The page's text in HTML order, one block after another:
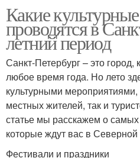
Какие
проводятся в
летний период
Санкт-Петербург – это город,
любое время года. Но лето
культурными
местных жителей, так и
статье мы расскажем о
которые ждут вас в
Фестивали и праздники